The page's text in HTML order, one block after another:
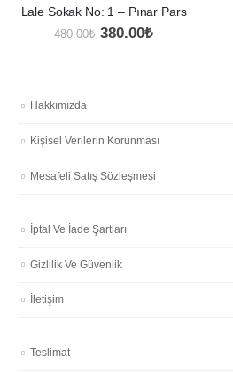
Lale Sokak No: 1 – Pınar Pars
480.00₺ Orijinal
380.00₺Şu
Hakkımızda
Kişisel Verilerin Korunması
Mesafeli Satış Sözleşmesi
İptal Ve İade Şartları
Gizlilik Ve Güvenlik
İletişim
Teslimat